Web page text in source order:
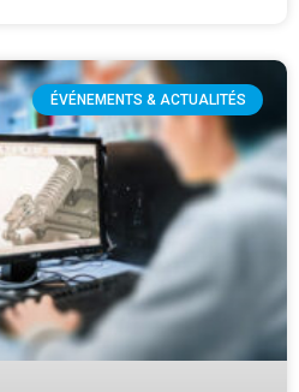
ÉVÉNEMENTS & ACTUALITÉS